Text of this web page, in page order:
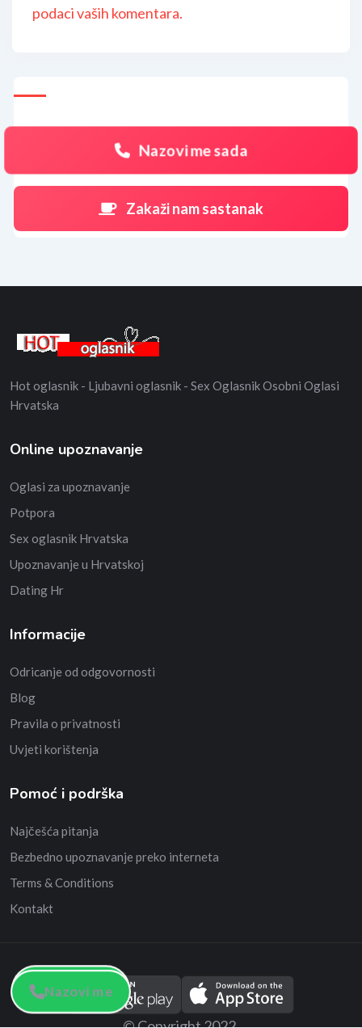
Nazovi me
podaci vaših komentara.
Nazovi me sada
Zakaži nam sastanak
Nazovi me
Hot oglasnik - Ljubavni oglasnik - Sex Oglasnik Osobni Oglasi
Hrvatska
Online upoznavanje
Oglasi za upoznavanje
Potpora
Sex oglasnik Hrvatska
Upoznavanje u Hrvatskoj
Dating Hr
Informacije
Odricanje od odgovornosti
Blog
Pravila o privatnosti
Uvjeti korištenja
Pomoć i podrška
Najčešća pitanja
Bezbedno upoznavanje preko interneta
Terms & Conditions
Kontakt